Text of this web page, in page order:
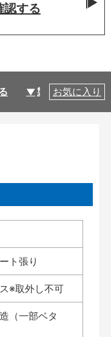
認する
製品仕様
お気に入り
ト張り
※取外し不可
（一部ベタ